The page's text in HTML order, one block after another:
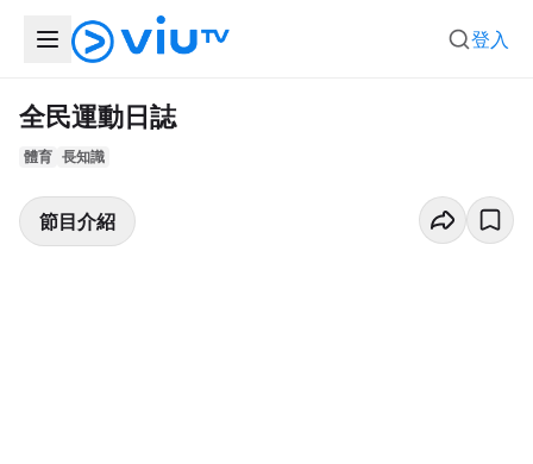
登入
全民運動日誌
體育 長知識
節目介紹